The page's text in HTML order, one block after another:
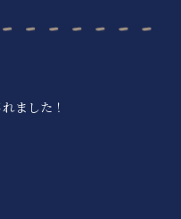
ました！